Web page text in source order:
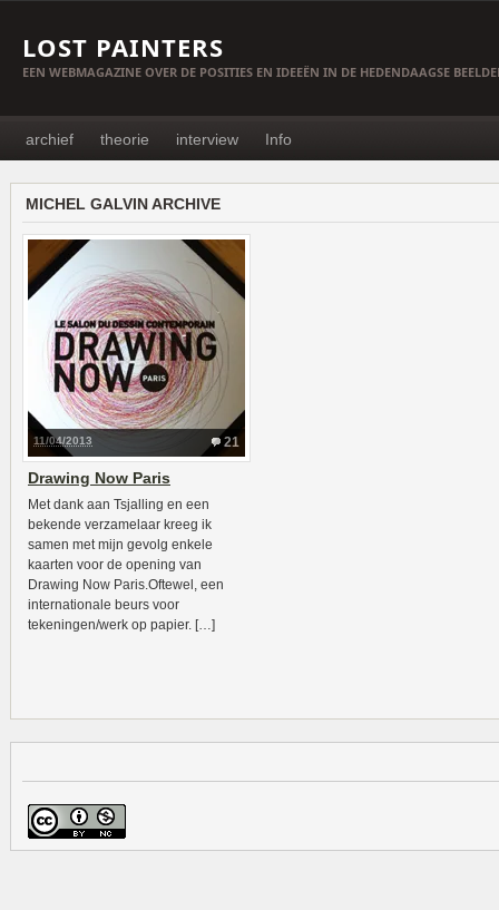
LOST PAINTERS
EEN WEBMAGAZINE OVER DE POSITIES EN IDEEËN IN DE HEDENDAAGSE
archief theorie interview Info
MICHEL GALVIN ARCHIVE
21
11/04/2013
Drawing Now Paris
Met dank aan Tsjalling en een
bekende verzamelaar kreeg ik
samen met mijn gevolg enkele
kaarten voor de opening van
Drawing Now Paris.Oftewel, een
internationale beurs voor
tekeningen/werk op papier. […]